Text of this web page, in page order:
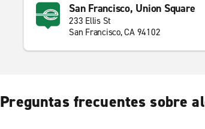
San Francisco, Union Square
233 Ellis St
San Francisco, CA 94102
Preguntas frecuentes sobre